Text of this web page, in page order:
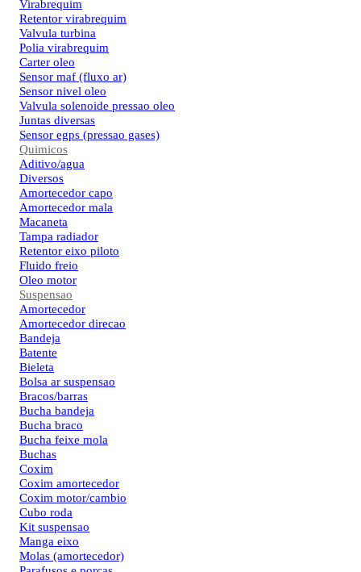
Virabrequim
Retentor virabrequim
Valvula turbina
Polia virabrequim
Carter oleo
Sensor maf (fluxo ar)
Sensor nivel oleo
Valvula solenoide pressao oleo
Juntas diversas
Sensor egps (pressao gases)
Quimicos
Aditivo/agua
Diversos
Amortecedor capo
Amortecedor mala
Macaneta
Tampa radiador
Retentor eixo piloto
Fluido freio
Oleo motor
Suspensao
Amortecedor
Amortecedor direcao
Bandeja
Batente
Bieleta
Bolsa ar suspensao
Bracos/barras
Bucha bandeja
Bucha braco
Bucha feixe mola
Buchas
Coxim
Coxim amortecedor
Coxim motor/cambio
Cubo roda
Kit suspensao
Manga eixo
Molas (amortecedor)